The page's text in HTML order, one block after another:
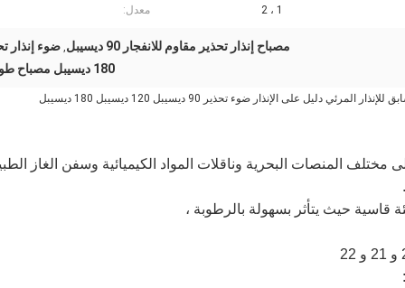
1 ، 2 معدل:
مصباح إنذار تحذير مقاوم للانفجار 90 ديسيبل , ضوء إنذار
180 ديسيبل مصباح طوارئ مقاوم للحريق
المرئي دليل على الإنذار ضوء تحذير 90 ديسيبل 120 ديسيبل 180 ديسيبل
مختلف المنصات البحرية وناقلات المواد الكيميائية وسفن الغاز